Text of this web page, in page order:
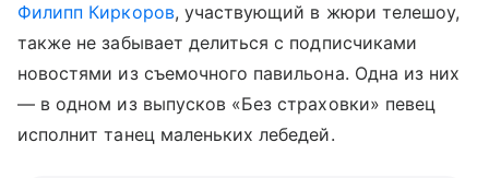
Филипп Киркоров, участвующий в жюри телешоу,
также не забывает делиться с подписчиками
новостями из съемочного павильона. Одна из них
— в одном из выпусков «Без страховки» певец
исполнит танец маленьких лебедей.